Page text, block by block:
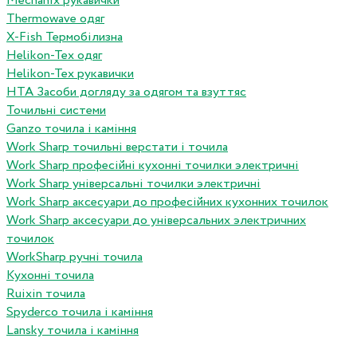
Thermowave одяг
X-Fish Термобілизна
Helikon-Tex одяг
Helikon-Tex рукавички
HTA Засоби догляду за одягом та взуттяс
Точильні системи
Ganzo точила і каміння
Work Sharp точильні верстати і точила
Work Sharp професiйнi кухоннi точилки электричнi
Work Sharp унiверсальнi точилки электричнi
Work Sharp аксесуари до професiйних кухонних точилок
Work Sharp аксесуари до унiверсальних электричних
точилок
WorkSharp ручні точила
Кухонні точила
Ruixin точила
Spyderco точила і каміння
Lansky точила і каміння